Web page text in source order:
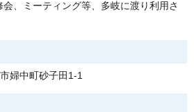
、ミーティング等、多岐に渡り利用さ
婦中町砂子田1-1